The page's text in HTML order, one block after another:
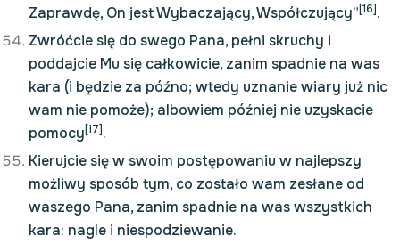
Zaprawdę, On jest Wybaczający, Współczujący”[16].
Zwróćcie się do swego Pana, pełni skruchy i
poddajcie Mu się całkowicie, zanim spadnie na was
kara (i będzie za późno; wtedy uznanie wiary już nic
wam nie pomoże); albowiem później nie uzyskacie
pomocy[17].
Kierujcie się w swoim postępowaniu w najlepszy
możliwy sposób tym, co zostało wam zesłane od
waszego Pana, zanim spadnie na was wszystkich
kara: nagle i niespodziewanie.